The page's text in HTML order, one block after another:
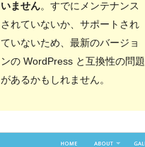
いません。すでにメンテナンス
されていないか、サポートされ
ていないため、最新のバージョ
ンの WordPress と互換性の問題
があるかもしれません。